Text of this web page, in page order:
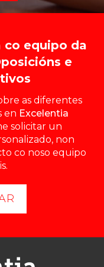
co equipo da
e
as diferentes
en Excelentia
solicitar un
non
co noso equipo